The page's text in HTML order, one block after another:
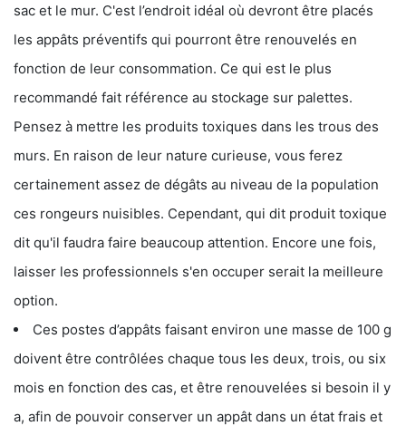
sac et le mur. C'est l’endroit idéal où devront être placés
les appâts préventifs qui pourront être renouvelés en
fonction de leur consommation. Ce qui est le plus
recommandé fait référence au stockage sur palettes.
Pensez à mettre les produits toxiques dans les trous des
murs. En raison de leur nature curieuse, vous ferez
certainement assez de dégâts au niveau de la population
ces rongeurs nuisibles. Cependant, qui dit produit toxique
dit qu'il faudra faire beaucoup attention. Encore une fois,
laisser les professionnels s'en occuper serait la meilleure
option.
Ces postes d’appâts faisant environ une masse de 100 g
doivent être contrôlées chaque tous les deux, trois, ou six
mois en fonction des cas, et être renouvelées si besoin il y
a, afin de pouvoir conserver un appât dans un état frais et